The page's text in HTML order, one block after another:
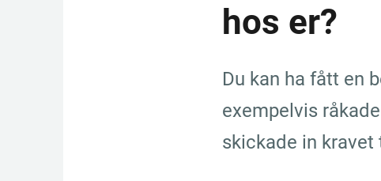
hos er?
Du kan ha fått en
exempelvis
skickade in